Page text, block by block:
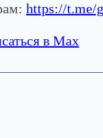
https://t.me/
в Max